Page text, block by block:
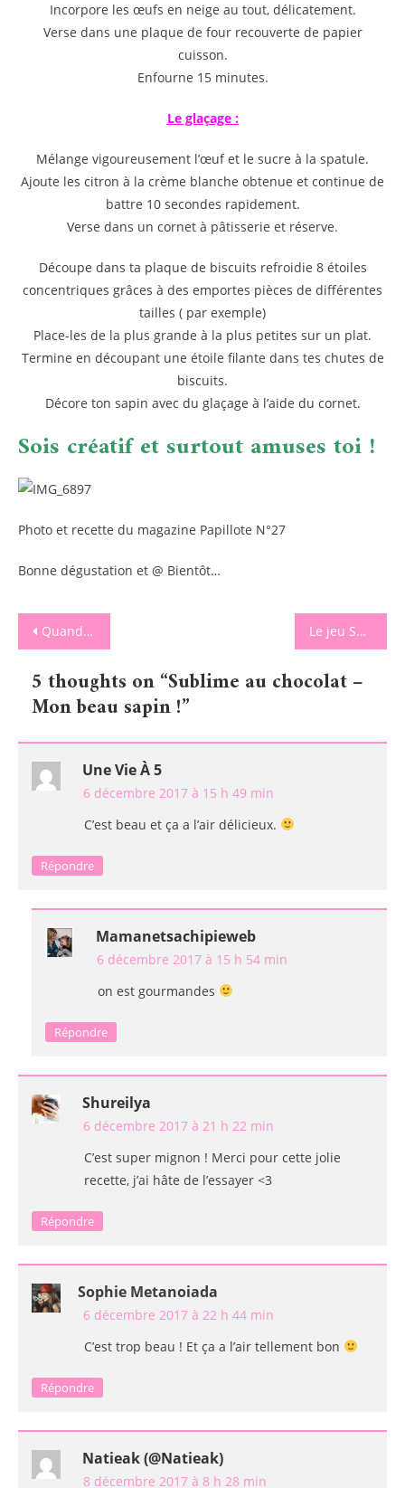
Incorpore les œufs en neige au tout, délicatement.
Verse dans une plaque de four recouverte de papier
cuisson.
Enfourne 15 minutes.
Le glaçage :
Mélange vigoureusement l’œuf et le sucre à la spatule.
Ajoute les citron à la crème blanche obtenue et continue de
battre 10 secondes rapidement.
Verse dans un cornet à pâtisserie et réserve.
Découpe dans ta plaque de biscuits refroidie 8 étoiles
concentriques grâces à des emportes pièces de différentes
tailles ( par exemple)
Place-les de la plus grande à la plus petites sur un plat.
Termine en découpant une étoile filante dans tes chutes de
biscuits.
Décore ton sapin avec du glaçage à l’aide du cornet.
Sois créatif et surtout amuses toi !
Photo et recette du magazine Papillote N°27
Bonne dégustation et @ Bientôt…
Navigation
de
l’article
Quand la magie opère sur la glace avec Disney sur Glace » Le Voyage Imaginaire » Le jeu Shashawa de la Haute Roche
5 thoughts on “Sublime au chocolat –
Mon beau sapin !”
Une Vie À 5
6 décembre 2017 à 15 h 49 min
C’est beau et ça a l’air délicieux.
Répondre
Mamanetsachipieweb
6 décembre 2017 à 15 h 54 min
on est gourmandes
Répondre
Shureilya
6 décembre 2017 à 21 h 22 min
C’est super mignon ! Merci pour cette jolie
recette, j’ai hâte de l’essayer <3
Répondre
Sophie Metanoiada
6 décembre 2017 à 22 h 44 min
C’est trop beau ! Et ça a l’air tellement bon
Répondre
Natieak (@natieak)
8 décembre 2017 à 8 h 28 min